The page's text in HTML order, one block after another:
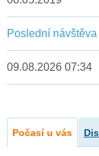
Poslední návštěva
09.08.2026 07:34
Počasí u vás